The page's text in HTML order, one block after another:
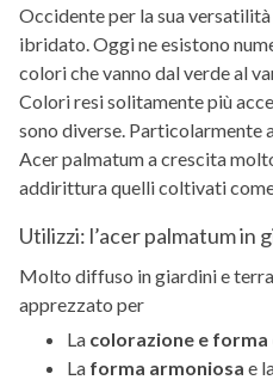
Occidente per la sua
ibridato. Oggi ne esistono
colori che vanno dal verde al
Colori resi solitamente più
sono diverse. Particolarmente
Acer palmatum a crescita
addirittura quelli coltivati
Utilizzi: l’acer palmatum in
Molto diffuso in giardini e
apprezzato per
La colorazione e
La forma armoniosa e